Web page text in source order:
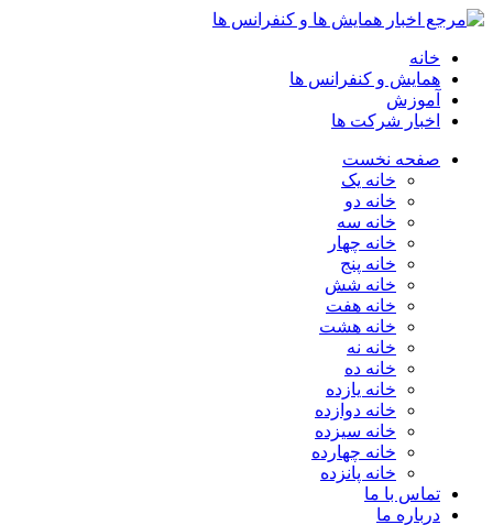
خانه
همایش و کنفرانس ها
آموزش
اخبار شرکت ها
صفحه نخست
خانه یک
خانه دو
خانه سه
خانه چهار
خانه پنج
خانه شش
خانه هفت
خانه هشت
خانه نه
خانه ده
خانه یازده
خانه دوازده
خانه سیزده
خانه چهارده
خانه پانزده
تماس با ما
درباره ما